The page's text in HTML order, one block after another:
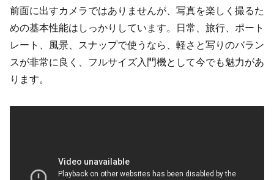
前面に出すカメラではありませんが、写真を楽しく撮るた
めの基本性能はしっかりしています。日常、旅行、ポート
レート、風景、スナップで使うなら、軽さと写りのバラン
スが非常に良く、フルサイズ入門機として今でも魅力があ
ります。